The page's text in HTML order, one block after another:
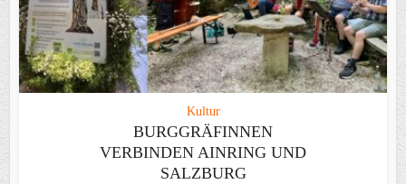
Kultur
BURGGRÄFINNEN
VERBINDEN AINRING UND
SALZBURG